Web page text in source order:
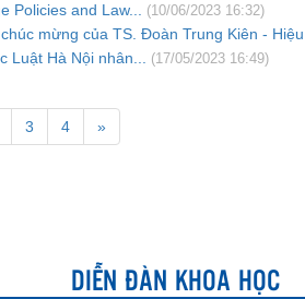
Policies and Law...
(10/06/2023 16:32)
mừng của TS. Đoàn Trung Kiên -
Luật Hà Nội nhân...
(17/05/2023 16:49)
3 4 »
DIỄN ĐÀN KHOA HỌC